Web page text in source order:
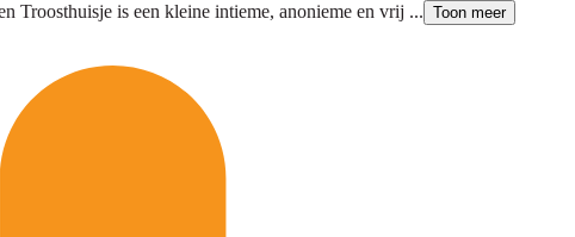
Troosthuisje is een kleine intieme, anonieme en vrij ... Toon meer